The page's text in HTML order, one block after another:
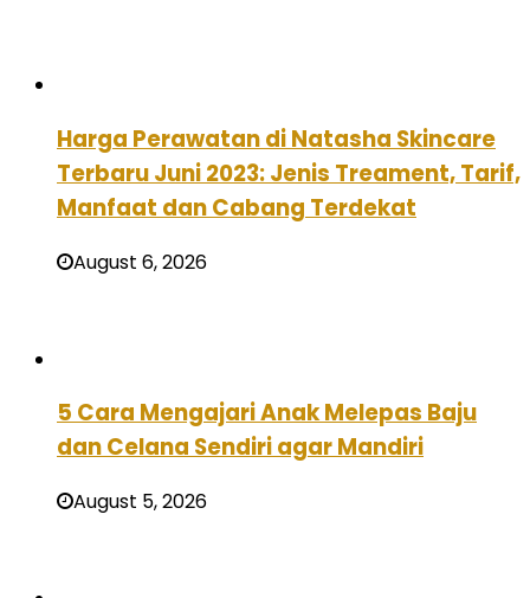
Harga Perawatan di Natasha Skincare
Terbaru Juni 2023: Jenis Treament, Tarif,
Manfaat dan Cabang Terdekat
August 6, 2026
5 Cara Mengajari Anak Melepas Baju
dan Celana Sendiri agar Mandiri
August 5, 2026